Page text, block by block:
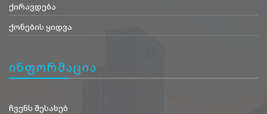
ქირავდება
ქონების ყიდვა
ინფორმაცია
ჩვენს შესახებ